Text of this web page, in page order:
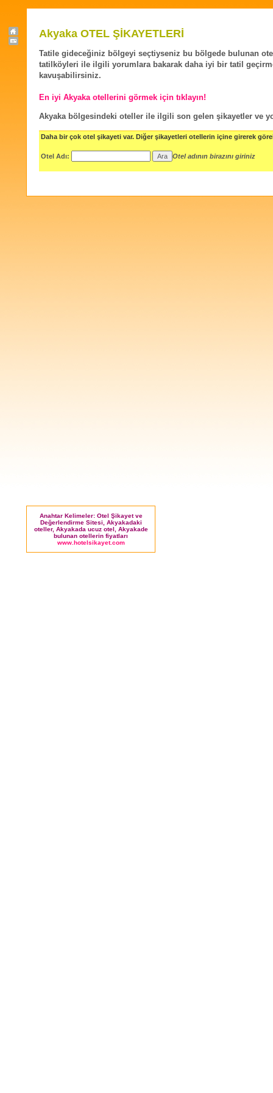
Akyaka OTEL ŞİKAYETLERİ
Tatile gideceğiniz bölgeyi seçtiyseniz bu bölgede bulunan
tatilköyleri ile ilgili yorumlara bakarak daha iyi bir tatil
kavuşabilirsiniz.
En iyi Akyaka otellerini görmek için tıklayın!
Akyaka bölgesindeki oteller ile ilgili son gelen şikayetler ve
Daha bir çok otel şikayeti var. Diğer şikayetleri otellerin içine girerek
Otel Adı: Otel adının birazını giriniz
Anahtar Kelimeler: Otel Şikayet ve
Değerlendirme Sitesi, Akyakadaki
oteller, Akyakada ucuz otel, Akyakade
bulunan otellerin fiyatları
www.hotelsikayet.com